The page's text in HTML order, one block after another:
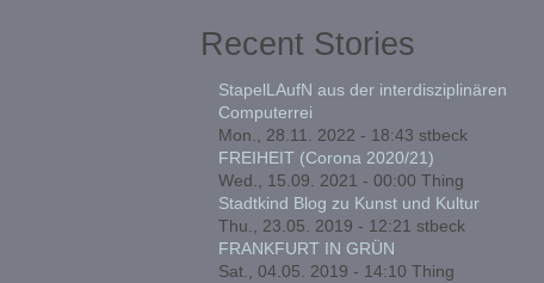
Recent Stories
StapelLAufN aus der interdisziplinären
Computerrei
Mon., 28.11. 2022 - 18:43 stbeck
FREIHEIT (Corona 2020/21)
Wed., 15.09. 2021 - 00:00 Thing
Stadtkind Blog zu Kunst und Kultur
Thu., 23.05. 2019 - 12:21 stbeck
FRANKFURT IN GRÜN
Sat., 04.05. 2019 - 14:10 Thing